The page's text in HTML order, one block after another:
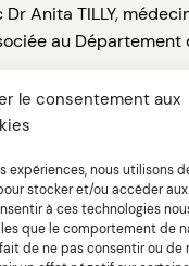
le consentement aux
expériences, nous utilisons
stocker et/ou accéder
à ces technologies
que le comportement de
de ne pas consentir ou de
Anita TILLY,
au Département
a été assuré par
spécialisée
des interfaces